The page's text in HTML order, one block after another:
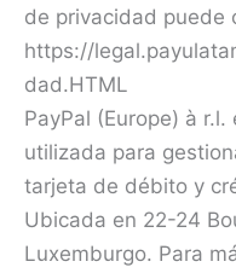
de privacidad puede
https://
dad.HTML
PayPal (Europe) à
utilizada para
tarjeta de débito y
Ubicada en 22-24
Luxemburgo. Para